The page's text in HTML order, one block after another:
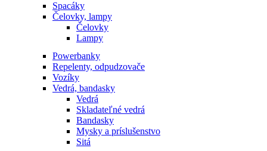
Spacáky
Čelovky, lampy
Čelovky
Lampy
Powerbanky
Repelenty, odpudzovače
Vozíky
Vedrá, bandasky
Vedrá
Skladateľné vedrá
Bandasky
Mysky a príslušenstvo
Sitá